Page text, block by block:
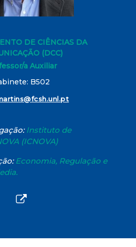
DE CIÊNCIAS DA
(DCC)
a Auxiliar
B502
Instituto de
(ICNOVA)
Economia, Regulação e